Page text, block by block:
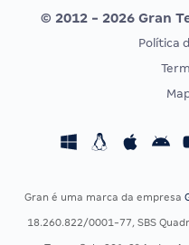
CONCURSOS POR PROFISSÃO
Concursos Fiscais
© 2012 - 2026 Gran
Política
Gran é uma marca da empresa
18.260.822/0001-77, SBS